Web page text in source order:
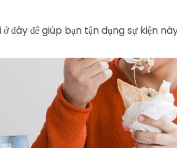
đây để giúp bạn tận dụng sự kiện